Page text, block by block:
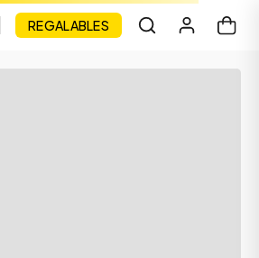
REGALABLES